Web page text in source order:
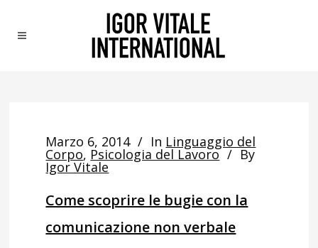
Marzo 6, 2014 In Linguaggio del
Corpo, Psicologia del Lavoro By
Igor Vitale
Come scoprire le bugie con la
comunicazione non verbale